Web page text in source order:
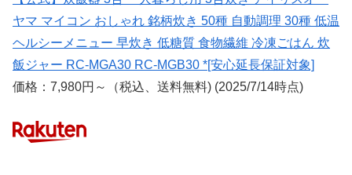
ヤマ マイコン おしゃれ 銘柄炊き 50種 自動調理 30種 低温
ヘルシーメニュー 早炊き 低糖質 食物繊維 冷凍ごはん 炊
飯ジャー RC-MGA30 RC-MGB30 *[安心延長保証対象]
価格：7,980円～（税込、送料無料) (2025/7/14時点)